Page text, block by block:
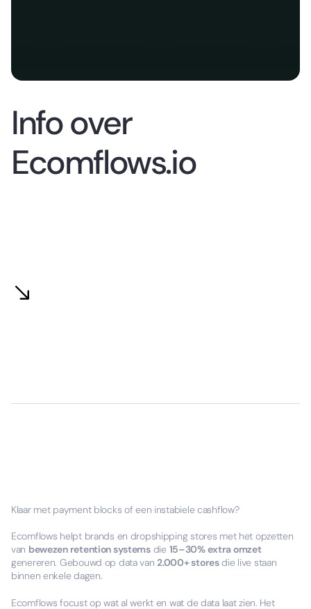
Info over
Ecomflows.io
Klaar met payment blocks of een instabiele cashflow?
Ecomflows helpt brands en dropshipping stores met het opzetten
van bewezen retention systemsdie 15–30% extra omzet
genereren. Gebouwd op data van2.000+ storesdie live staan
binnen enkele dagen.
Ecomflows focust op wat al werkt en wat de data laat zien. Het